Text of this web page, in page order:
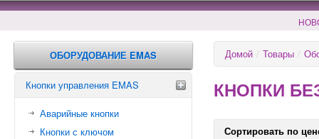
ОБОРУДОВАНИЕ EMAS
Кнопки управления EMAS
Аварийные кнопки
Кнопки с ключом
Домой / Товары /
КНОПКИ
Сортировать по